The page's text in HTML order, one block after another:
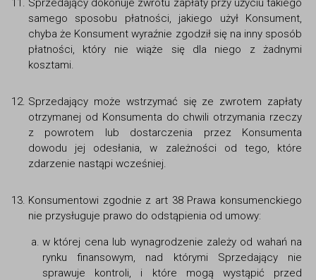
Sprzedający dokonuje zwrotu zapłaty przy użyciu takiego
samego sposobu płatności, jakiego użył Konsument,
chyba że Konsument wyraźnie zgodził się na inny sposób
płatności, który nie wiąże się dla niego z żadnymi
kosztami.
Sprzedający może wstrzymać się ze zwrotem zapłaty
otrzymanej od Konsumenta do chwili otrzymania rzeczy
z powrotem lub dostarczenia przez Konsumenta
dowodu jej odesłania, w zależności od tego, które
zdarzenie nastąpi wcześniej.
Konsumentowi zgodnie z art 38 Prawa konsumenckiego
nie przysługuje prawo do odstąpienia od umowy:
w której cena lub wynagrodzenie zależy od wahań na
rynku finansowym, nad którymi Sprzedający nie
sprawuje kontroli, i które mogą wystąpić przed